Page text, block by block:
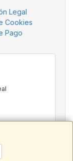
Legal
Cookies
Pago